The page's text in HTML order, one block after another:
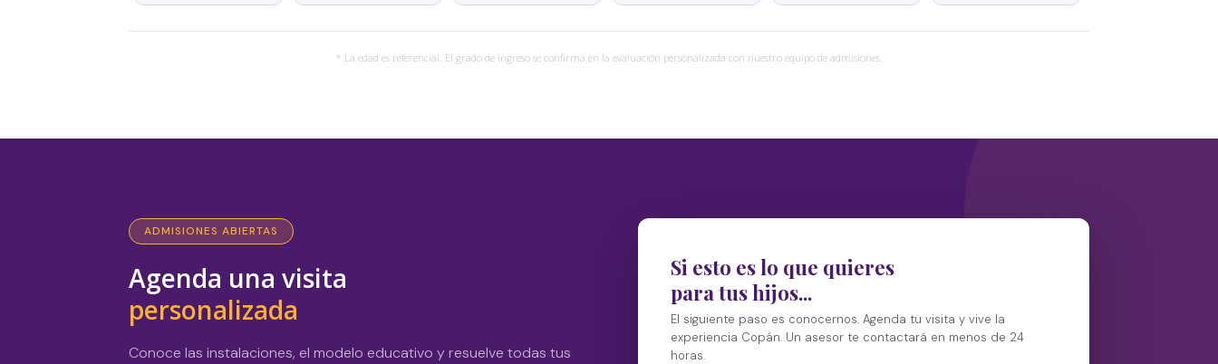
* La edad es referencial. El grado de ingreso se confirma en la evaluación personalizada con nuestro equipo de admisiones.
ADMISIONES ABIERTAS
Agenda una visita
personalizada
Conoce las instalaciones, el modelo educativo y resuelve todas tus
Si esto es lo que quieres
para tus hijos...
El siguiente paso es conocernos. Agenda tu visita y vive la
experiencia Copán. Un asesor te contactará en menos de 24
horas.